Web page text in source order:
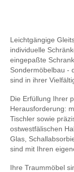
Leichtgängige
individuelle
eingepaßte
Sondermöbelbau -
sind in ihrer
Die Erfüllung Ihrer
Herausforderung:
Tischler sowie
ostwestfälischen
Glas,
sind mit Ihren
Ihre Traummöbel